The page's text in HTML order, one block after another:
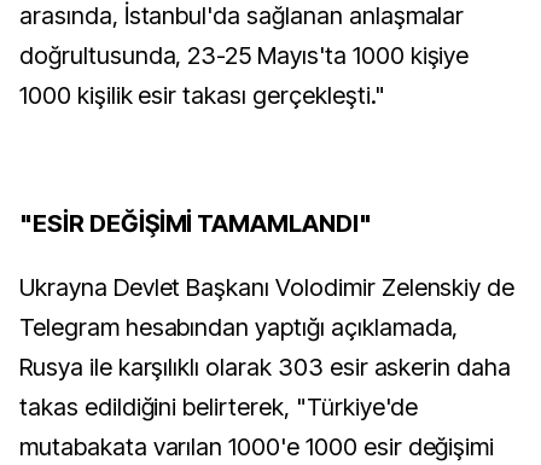
arasında, İstanbul'da sağlanan anlaşmalar
doğrultusunda, 23-25 Mayıs'ta 1000 kişiye
1000 kişilik esir takası gerçekleşti."
"ESİR DEĞİŞİMİ TAMAMLANDI"
Ukrayna Devlet Başkanı Volodimir Zelenskiy de
Telegram hesabından yaptığı açıklamada,
Rusya ile karşılıklı olarak 303 esir askerin daha
takas edildiğini belirterek, "Türkiye'de
mutabakata varılan 1000'e 1000 esir değişimi